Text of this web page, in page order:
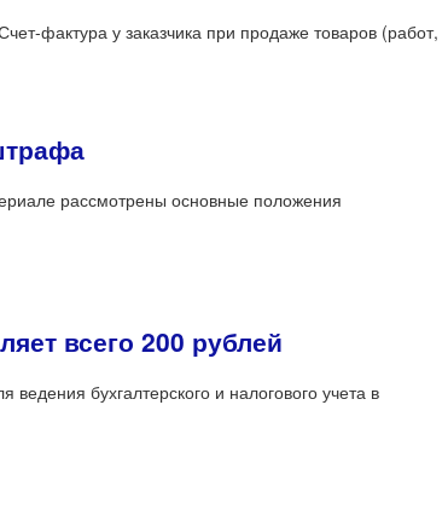
фактура у заказчика при продаже товаров (работ,
рассмотрены основные положения
всего 200 рублей
бухгалтерского и налогового учета в